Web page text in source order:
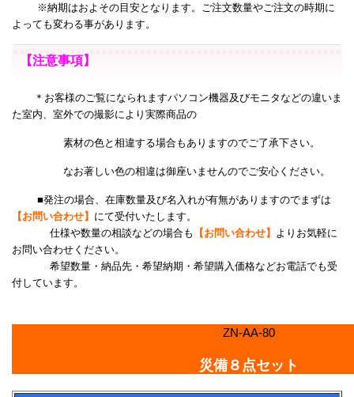
※納期はおよその目安となります。ご注文数量やご注文の時期に
よっても変わる事があります。
【注意事項】
＊お客様のご覧になられますパソコン機器及びモニタなどの違いま
た室内、室外での撮影により 実際商品の
素材の色と相違する場合もありますのでご了承下さい。
なお著しい色の相違は御座いませんのでご安心ください。
■発注の場合、在庫数量及び名入れが有無がありますのでまずは
【お問い合わせ】 にて受付いたします。
仕様や数量の相談などの場合も
【お問い合わせ】
よりお気軽に
お問い合わせください。
希望数量・納品先・希望納期・希望購入価格などお電話でも受
付しています。
ZN-AA-80
災備８点セット